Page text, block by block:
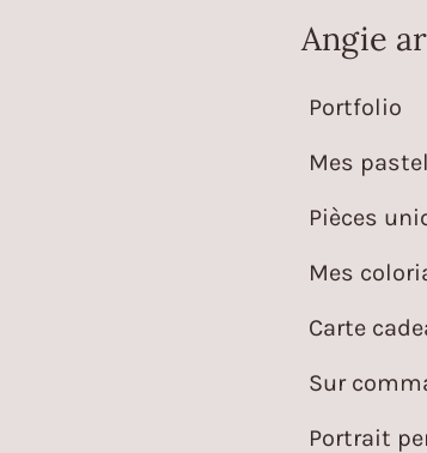
Angie
Portfolio
Mes
Pièces
Mes
Carte
Sur
Portrait